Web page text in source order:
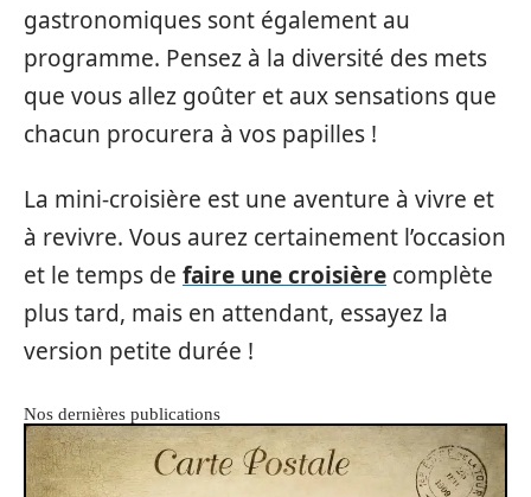
gastronomiques sont également au
programme. Pensez à la diversité des mets
que vous allez goûter et aux sensations que
chacun procurera à vos papilles !
La mini-croisière est une aventure à vivre et
à revivre. Vous aurez certainement l’occasion
et le temps de faire une croisière complète
plus tard, mais en attendant, essayez la
version petite durée !
Nos dernières publications